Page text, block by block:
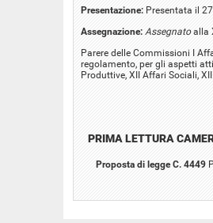
Presentazione: Presentata il
Assegnazione: Assegnatoalla
Parere delle Commissioni I
regolamento, per gli aspetti
Produttive, XII Affari Sociali,
PRIMA LETTURA
Proposta di legge C. 4449